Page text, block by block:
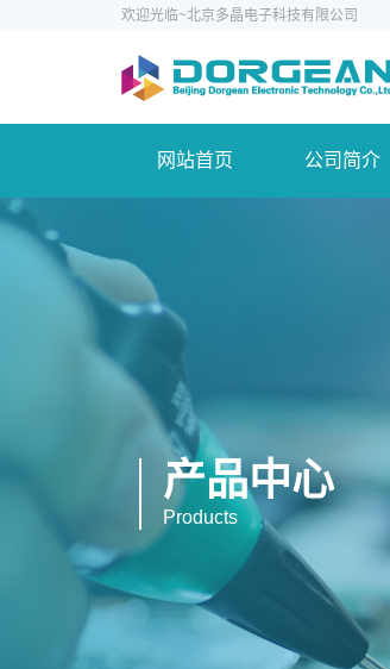
欢迎光临~北京多晶电子科技有限公司
网站首页 公司简介
产品中心
Products